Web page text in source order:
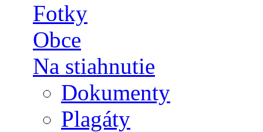
Fotky
Obce
Na stiahnutie
Dokumenty
Plagáty